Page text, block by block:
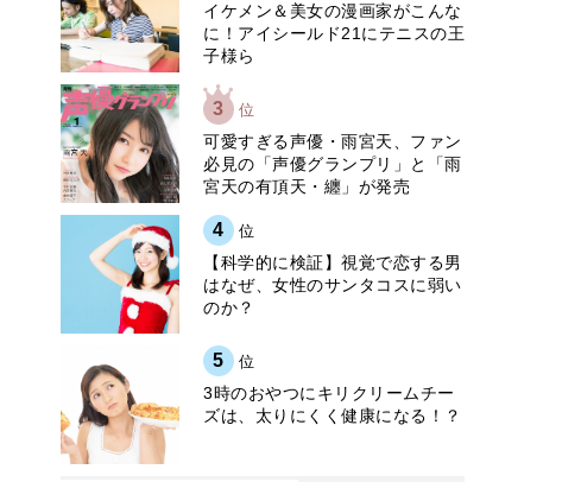
イケメン＆美女の漫画家がこんな
に！アイシールド21にテニスの王
子様ら
3 位
可愛すぎる声優・雨宮天、ファン
必見の「声優グランプリ」と「雨
宮天の有頂天・纏」が発売
4 位
【科学的に検証】視覚で恋する男
はなぜ、女性のサンタコスに弱い
のか？
5 位
3時のおやつにキリクリームチー
ズは、太りにくく健康になる！？